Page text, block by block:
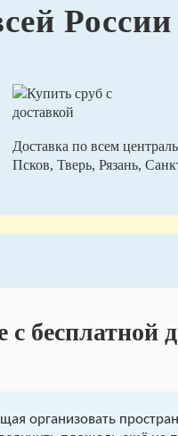
России
Доставка по всем
Псков, Тверь, Рязань,
бесплатной
организовать